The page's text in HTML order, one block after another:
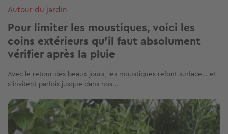
Autour du jardin
Pour limiter les moustiques, voici les
coins extérieurs qu’il faut absolument
vérifier après la pluie
Avec le retour des beaux jours, les moustiques refont surface… et
s’invitent parfois jusque dans nos...
Image